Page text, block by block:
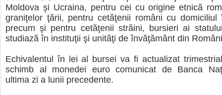
Moldova şi Ucraina, pentru cei cu origine etnică
graniţelor ţării, pentru cetăţenii români cu domiciliul
precum şi pentru cetăţenii străini, bursieri ai
studiază în instituţii şi unităţi de învăţământ din
Echivalentul în lei al bursei va fi actualizat
schimb al monedei euro comunicat de Banca
ultima zi a lunii precedente.